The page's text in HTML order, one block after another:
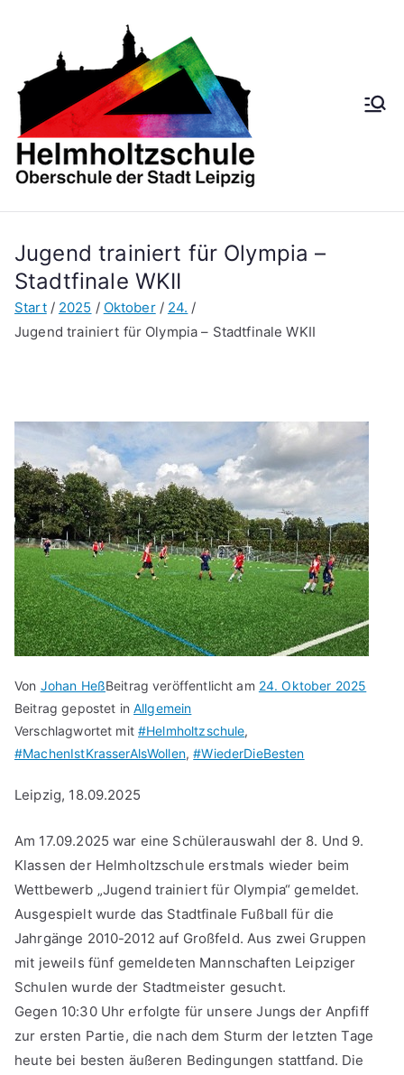
springen
ule
Jugend trainiert für Olympia –
Stadtfinale WKII
Start 2025 Oktober
24.
Jugend trainiert für Olympia – Stadtfinale WKII
Von Johan HeßBeitrag veröffentlicht am 24. Oktober 2025
Beitrag gepostet inAllgemein
Verschlagwortet mit#Helmholtzschule,
#MachenIstKrasserAlsWollen,#WiederDieBesten
Leipzig, 18.09.2025
Am 17.09.2025 war eine Schülerauswahl der 8. Und 9.
Klassen der Helmholtzschule erstmals wieder beim
Wettbewerb „Jugend trainiert für Olympia“ gemeldet.
Ausgespielt wurde das Stadtfinale Fußball für die
Jahrgänge 2010-2012 auf Großfeld. Aus zwei Gruppen
mit jeweils fünf gemeldeten Mannschaften Leipziger
Schulen wurde der Stadtmeister gesucht.
Gegen 10:30 Uhr erfolgte für unsere Jungs der Anpfiff
zur ersten Partie, die nach dem Sturm der letzten Tage
heute bei besten äußeren Bedingungen stattfand. Die